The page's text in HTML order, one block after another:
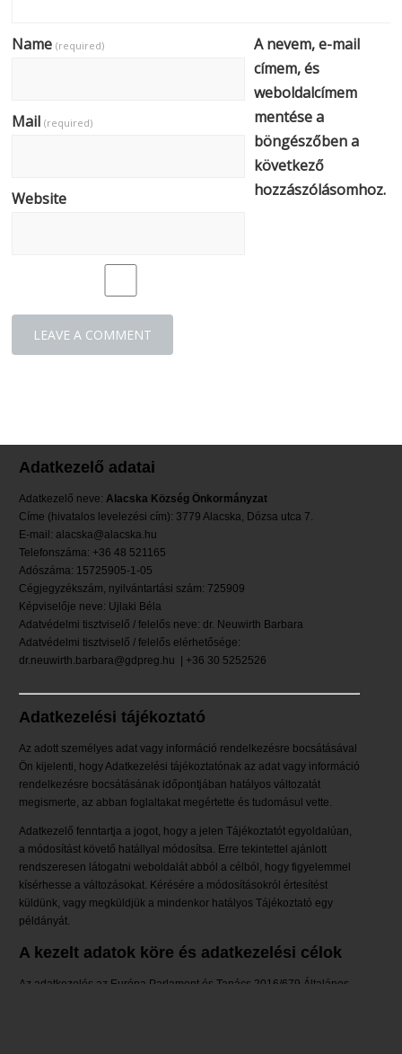
Name(required)
Mail(required)
Website
A nevem, e-mail
címem, és
weboldalcímem
mentése a
böngészőben a
következő
hozzászólásomhoz.